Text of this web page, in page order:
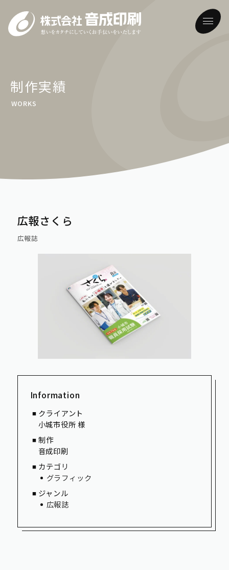
会社概要
otonari design school
オープンファクトリー
音成印刷のひとづくり
私たちのWEBサイト設計
フリーペーパー おぎなう
エントリーフォーム
お問い合わせ
個人情報保護方針
奥付／サイト情報
制作実績
WORKS
広報さくら
広報誌
Information
クライアント
小城市役所 様
制作
音成印刷
カテゴリ
グラフィック
ジャンル
広報誌